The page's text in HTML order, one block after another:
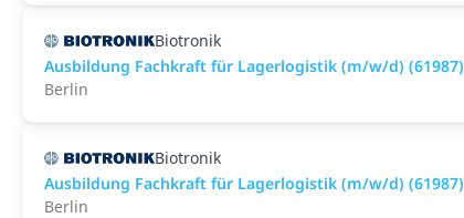
Biotronik
Ausbildung Fachkraft für Lagerlogistik (m/w/d) (61987)
Berlin
Biotronik
Ausbildung Fachkraft für Lagerlogistik (m/w/d) (61987)
Berlin